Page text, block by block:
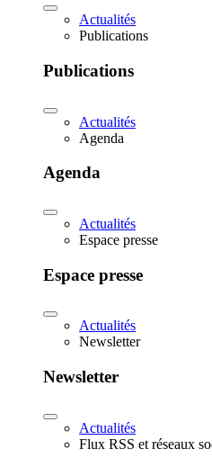
Actualités
Publications
Publications
Actualités
Agenda
Agenda
Actualités
Espace presse
Espace presse
Actualités
Newsletter
Newsletter
Actualités
Flux RSS et réseaux